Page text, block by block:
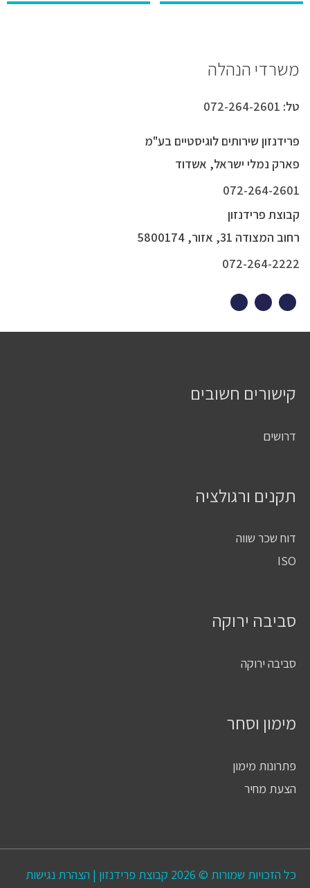
משרדי הנהלה
טל: 072-264-2601
פרידנזון שירותים לוגיסטיים בע"מ
פארק נמלי ישראל, אשדוד
072-264-2601
קבוצת פרידנזון
רחוב המצודה 31, אזור, 5800174
072-264-2222
קישורים חשובים
דרושים
תקנים ורגולציה
דוח שכר שווה
ISO
סביבה ירוקה
סביבה ירוקה
מימון וסחר
פתרונות מימון
הצעת מחיר
כל הזכויות שמורות © 2026 קבוצת פרידנזון | הצהרת נגישות